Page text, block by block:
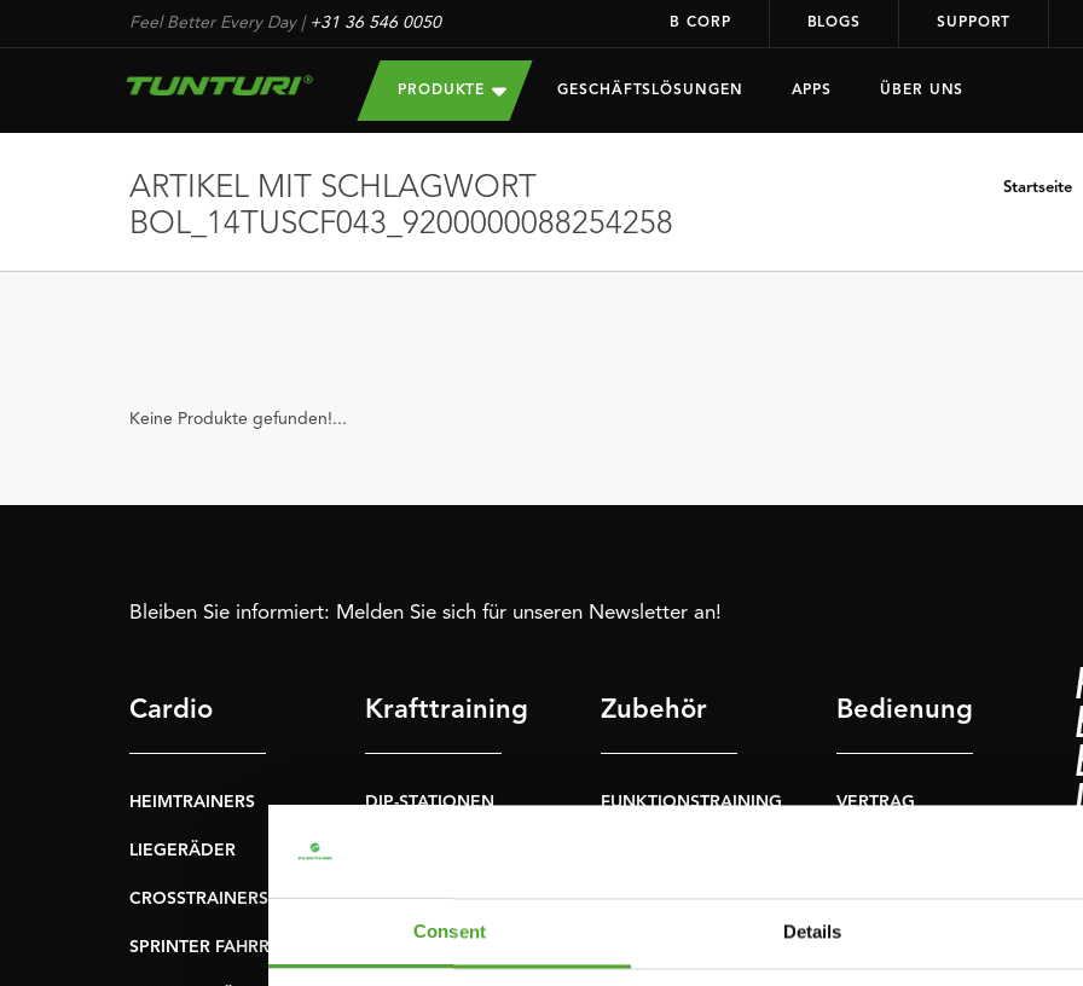
Consent Details
Feel Better Every Day| +31 36 546 0050 B CORP BLOGS SUPPORT
PRODUKTE GESCHÄFTSLÖSUNGEN APPS ÜBER UNS
Startseite
ARTIKEL MIT SCHLAGWORT
BOL_14TUSCF043_9200000088254258
Keine Produkte gefunden!...
Bleiben Sie informiert: Melden Sie sich für unseren Newsletter an!
Cardio
HEIMTRAINERS
LIEGERÄDER
CROSSTRAINERS
SPRINTER FAHRRÄDER
Krafttraining
DIP-STATIONEN
LEVERAGE GYMS
FLACHE BÄNKE
Zubehör
FUNKTIONSTRAINING
GEWICHTE
Bedienung
VERTRAG
AKTUELLE